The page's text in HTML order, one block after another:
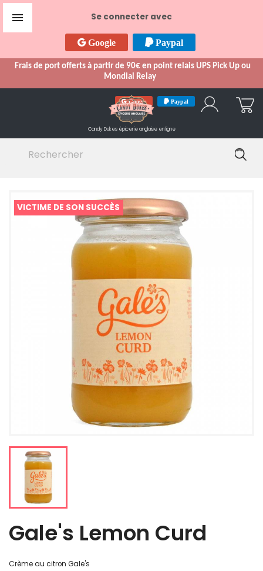
Se connecter avec
Google Paypal
Frais de port offerts à partir de 90€ en point relais UPS Pick Up ou
Mondial Relay

Google Paypal
Candy Dukes épicerie anglaise en ligne
VICTIME DE SON SUCCÈS
Gale's Lemon Curd
Crème au citron Gale's